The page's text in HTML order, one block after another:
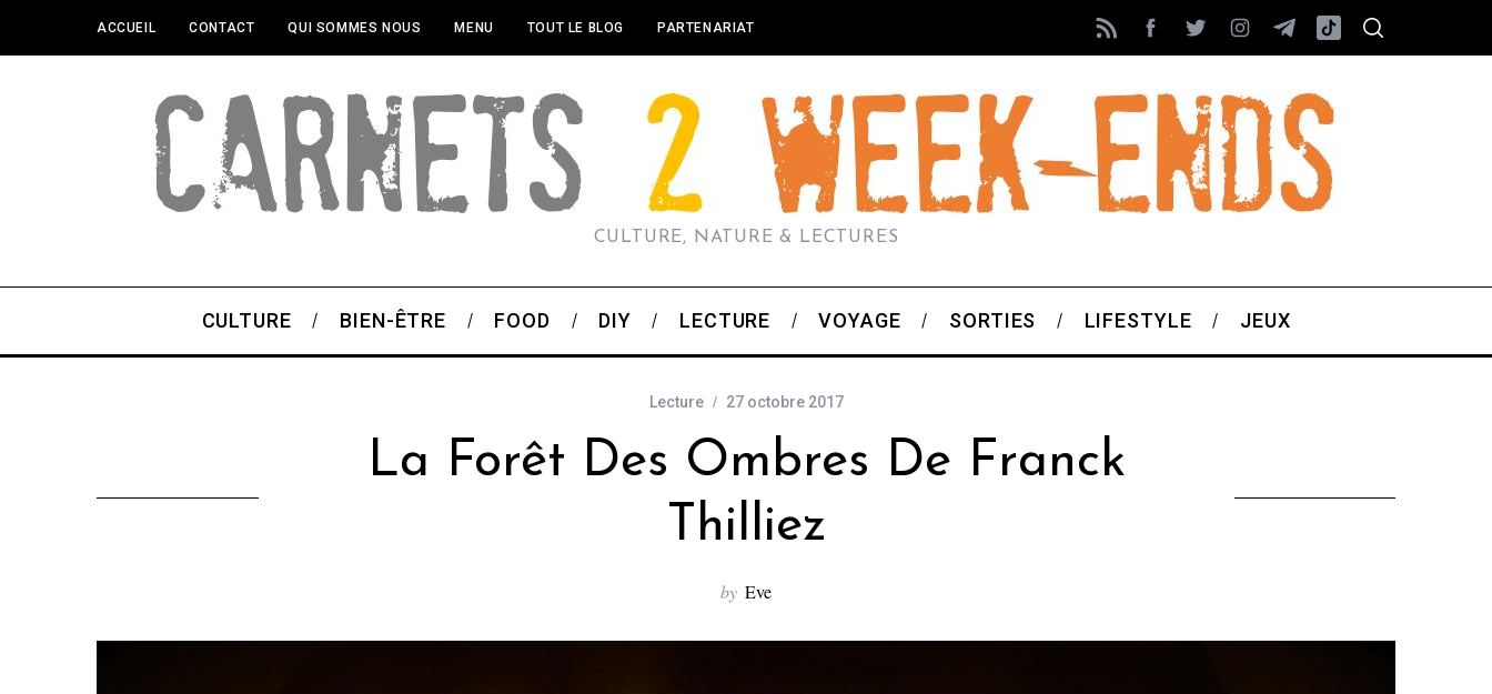
ACCUEIL CONTACT QUI SOMMES NOUS MENU TOUT LE BLOG PARTENARIAT
CULTURE, NATURE & LECTURES
CULTURE BIEN-ÊTRE FOOD DIY LECTURE VOYAGE SORTIES LIFESTYLE JEUX
Lecture 27 octobre 2017
La Forêt Des Ombres De Franck
Thilliez
by Eve